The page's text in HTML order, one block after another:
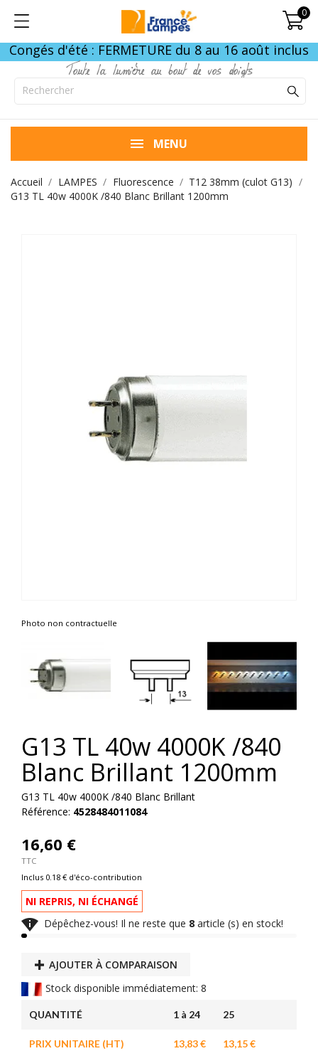
0
Congés d'été : FERMETURE du 8 au 16 août inclus
Toute la lumière au bout de vos doigts
MENU
Accueil LAMPES Fluorescence
T12 38mm (culot G13)
G13 TL 40w 4000K /840 Blanc Brillant 1200mm
Photo non contractuelle
G13 TL 40w 4000K /840
Blanc Brillant 1200mm
G13 TL 40w 4000K /840 Blanc Brillant
Référence: 4528484011084
16,60 €
TTC
Inclus 0.18 € d'éco-contribution
NI REPRIS, NI ÉCHANGÉ
 Dépêchez-vous! Il ne reste que 8 article (s) en stock!
AJOUTER À COMPARAISON
Stock disponible immédiatement: 8
QUANTITÉ 1 à 24 25
PRIX UNITAIRE (HT) 13,83 € 13,15 €